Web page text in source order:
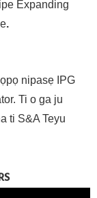
Expanding
.
nipasẹ IPG
Ti o ga ju
ti S&A Teyu